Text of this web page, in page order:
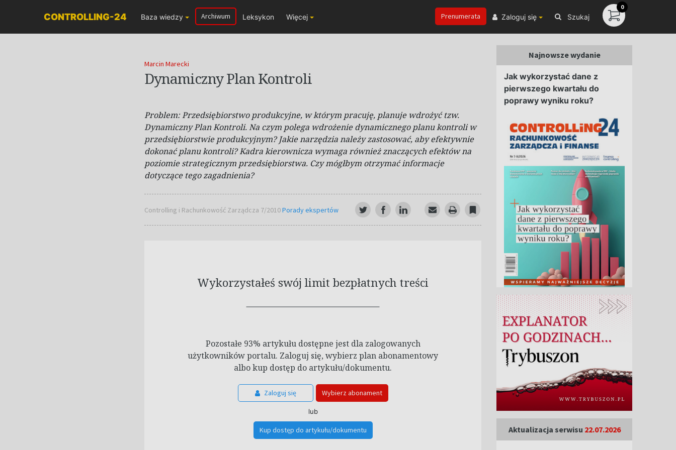
CONTROLLING-24 Baza wiedzy Archiwum Leksykon Więcej Prenumerata Zaloguj się Szukaj
0
Marcin Marecki
Dynamiczny Plan Kontroli
Problem:Przedsiębiorstwo produkcyjne, w którym pracuję, planuje wdrożyć tzw.
Dynamiczny Plan Kontroli. Na czym polega wdrożenie dynamicznego planu kontroli w
przedsiębiorstwie produkcyjnym? Jakie narzędzia należy zastosować, aby efektywnie
dokonać planu kontroli? Kadra kierownicza wymaga również znaczących efektów na
poziomie strategicznym przedsiębiorstwa. Czy mógłbym otrzymać informacje
dotyczące tego zagadnienia?
Controlling i Rachunkowość Zarządcza 7/2010Porady ekspertów
Wykorzystałeś swój limit bezpłatnych treści
Pozostałe 93% artykułu dostępne jest dla zalogowanych
użytkowników portalu. Zaloguj się, wybierz plan abonamentowy
albo kup dostęp do artykułu/dokumentu.
Zaloguj się Wybierz abonament
lub
Kup dostęp do artykułu/dokumentu
Najnowsze wydanie
Jak wykorzystać dane z
pierwszego kwartału do
poprawy wyniku roku?
Aktualizacja serwisu 22.07.2026